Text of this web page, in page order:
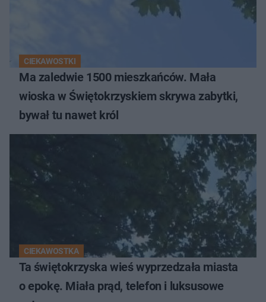
CIEKAWOSTKI
Ma zaledwie 1500 mieszkańców. Mała
wioska w Świętokrzyskiem skrywa zabytki,
bywał tu nawet król
CIEKAWOSTKA
Ta świętokrzyska wieś wyprzedzała miasta
o epokę. Miała prąd, telefon i luksusowe